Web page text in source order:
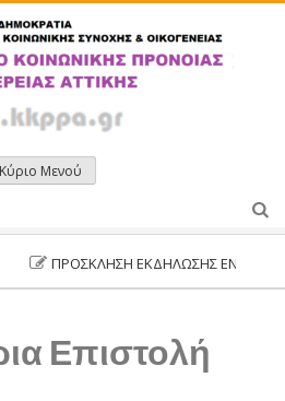
Κύριο Μενού
ΠΡΌΣΚΛΗΣΗ ΕΚΔΉΛΩΣΗΣ
Επιστολή